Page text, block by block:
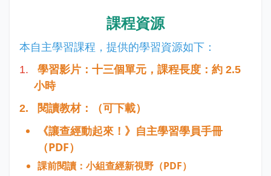
課程資源
本自主學習課程，提供的學習資源如下：
1.
學習影片：十三個單元，課程長度：約 2.5
小時
2.
閱讀教材：（可下載）
《讓查經動起來！》自主學習學員手冊
（PDF）
課前閱讀：小組查經新視野（PDF）